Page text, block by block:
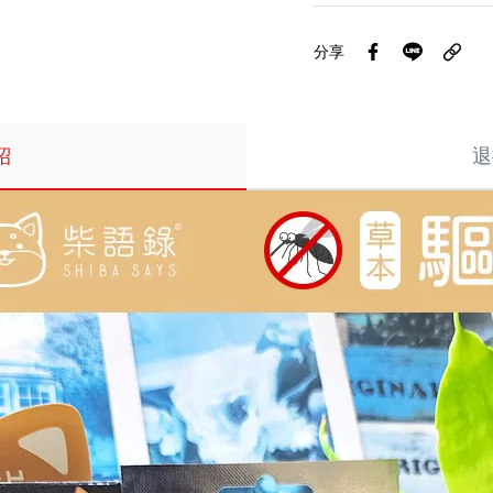
分享